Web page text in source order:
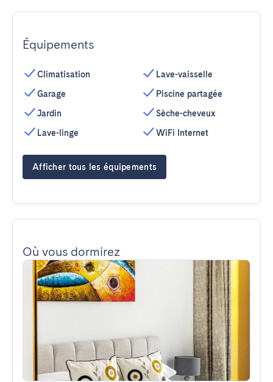
Équipements
Climatisation
Garage
Jardin
Lave-linge
Lave-vaisselle
Piscine partagée
Sèche-cheveux
WiFi Internet
Afficher tous les équipements
Où vous dormirez